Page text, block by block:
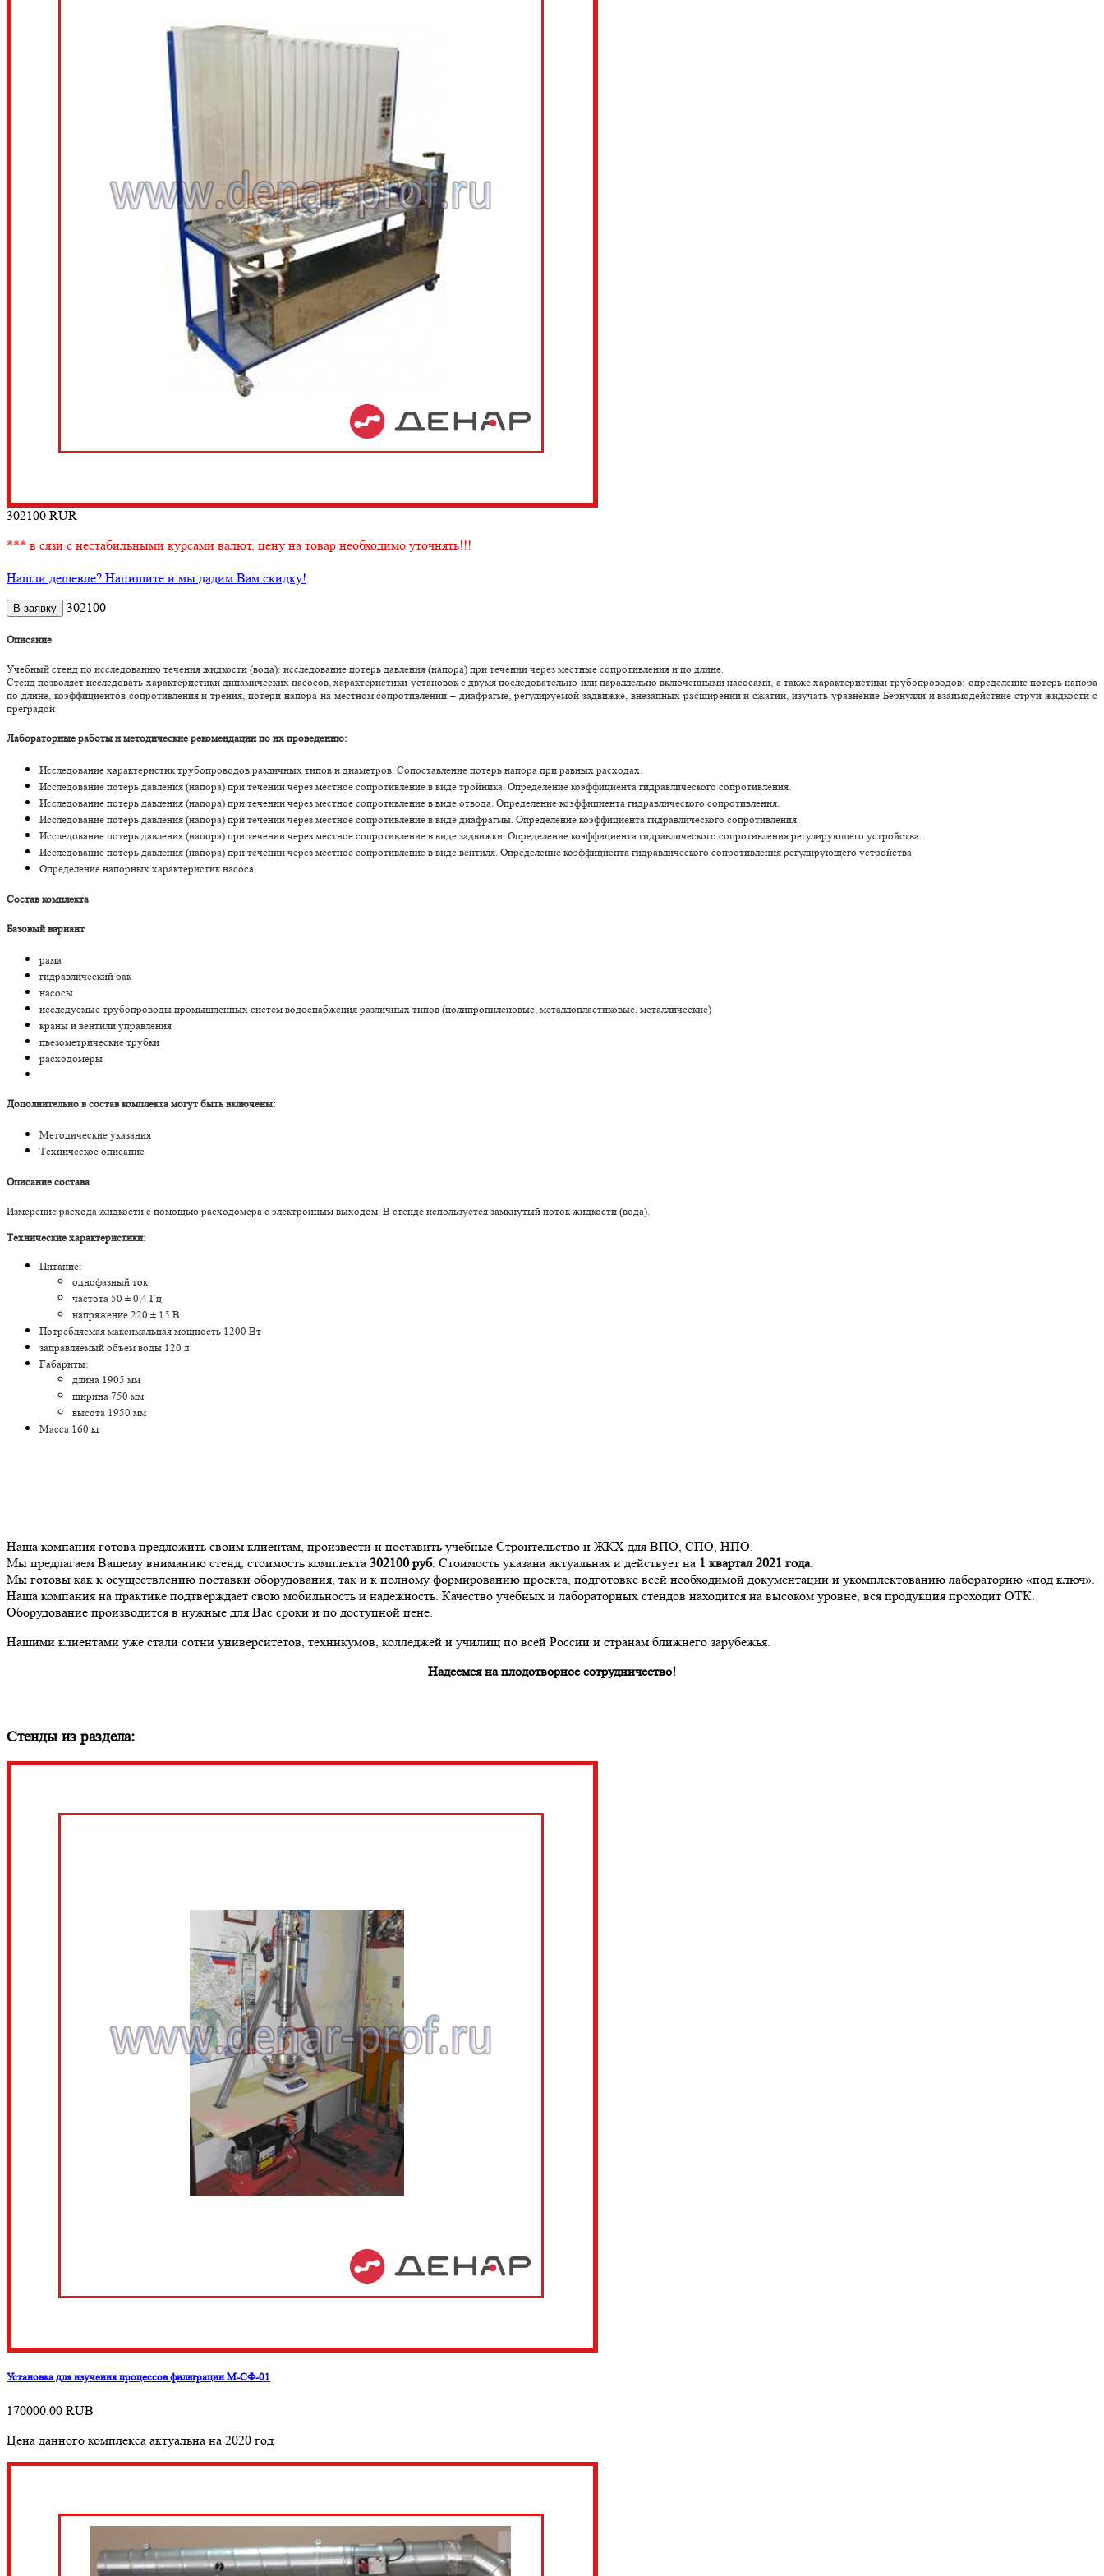
302100 RUR
*** в сязи с нестабильными курсами валют, цену на товар необходимо уточнять!!!
Нашли дешевле? Напишите и мы дадим Вам скидку!
302100
Описание
Учебный стенд по исследованию течения жидкости (вода): иccледование потерь давления (напора) при течении через местные сопротивления и по длине.
Стенд позволяет исследовать характеристики динамических насосов, характеристики установок с двумя последовательно или параллельно включенными насосами, а также характеристики трубопроводов: определение потерь напора
по длине, коэффициентов сопротивления и трения, потери напора на местном сопротивлении – диафрагме, регулируемой задвижке, внезапных расширении и сжатии, изучать уравнение Бернулли и взаимодействие струи жидкости с
преградой
Лабораторные работы и методические рекомендации по их проведению:
Исследование характеристик трубопроводов различных типов и диаметров. Сопоставление потерь напора при равных расходах.
Исследование потерь давления (напора) при течении через местное сопротивление в виде тройника. Определение коэффициента гидравлического сопротивления.
Исследование потерь давления (напора) при течении через местное сопротивление в виде отвода. Определение коэффициента гидравлического сопротивления.
Исследование потерь давления (напора) при течении через местное сопротивление в виде диафрагмы. Определение коэффициента гидравлического сопротивления.
Исследование потерь давления (напора) при течении через местное сопротивление в виде задвижки. Определение коэффициента гидравлического сопротивления регулирующего устройства.
Исследование потерь давления (напора) при течении через местное сопротивление в виде вентиля. Определение коэффициента гидравлического сопротивления регулирующего устройства.
Определение напорных характеристик насоса.
Состав комплекта
Базовый вариант
рама
гидравлический бак
насосы
исследуемые трубопроводы промышленных систем водоснабжения различных типов (полипропиленовые, металлопластиковые, металлические)
краны и вентили управления
пьезометрические трубки
расходомеры
Дополнительно в состав комплекта могут быть включены:
Методические указания
Техническое описание
Описание состава
Измерение расхода жидкости с помощью расходомера с электронным выходом. В стенде используется замкнутый поток жидкости (вода).
Технические характеристики:
Питание:
однофазный ток
частота 50 ± 0,4 Гц
напряжение 220 ± 15 В
Потребляемая максимальная мощность 1200 Вт
заправляемый объем воды 120 л
Габариты:
длина 1905 мм
ширина 750 мм
высота 1950 мм
Масса 160 кг
Наша компания готова предложить своим клиентам, произвести и поставить учебные Строительство и ЖКХ для ВПО, СПО, НПО.
Мы предлагаем Вашему вниманию стенд, стоимость комплекта 302100 руб. Стоимость указана актуальная и действует на 1 квартал 2021 года.
Мы готовы как к осуществлению поставки оборудования, так и к полному формированию проекта, подготовке всей необходимой документации и укомплектованию лабораторию «под ключ».
Наша компания на практике подтверждает свою мобильность и надежность. Качество учебных и лабораторных стендов находится на высоком уровне, вся продукция проходит ОТК.
Оборудование производится в нужные для Вас сроки и по доступной цене.
Нашими клиентами уже стали сотни университетов, техникумов, колледжей и училищ по всей России и странам ближнего зарубежья.
Надеемся на плодотворное сотрудничество!
Стенды из раздела:
Установка для изучения процессов фильтрации М-СФ-01
170000.00 RUB
Цена данного комплекса актуальна на 2020 год